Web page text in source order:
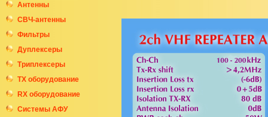
Антенны
СВЧ-антенны
Фильтры
Дуплексеры
Триплексеры
ТХ оборудование
RX оборудование
Системы АФУ